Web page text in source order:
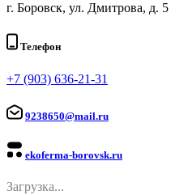
г. Боровск, ул. Дмитрова, д. 5
Телефон
+7 (903) 636-21-31
9238650@mail.ru
ekoferma-borovsk.ru
Загрузка...